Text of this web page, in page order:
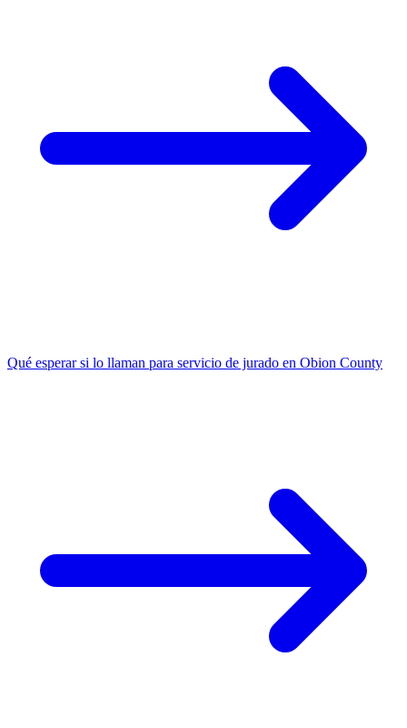
Qué esperar si lo llaman para servicio de jurado en Obion County